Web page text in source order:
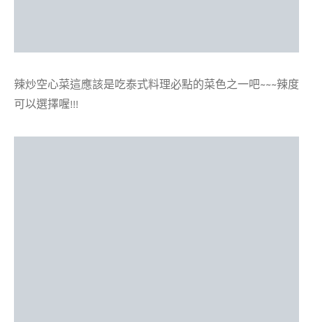
辣炒空心菜這應該是吃泰式料理必點的菜色之一吧~~~辣度
可以選擇喔!!!